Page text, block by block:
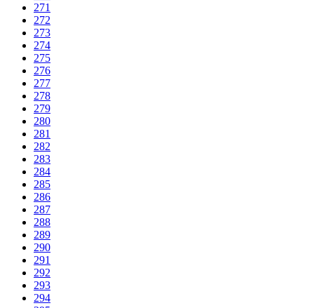
271
272
273
274
275
276
277
278
279
280
281
282
283
284
285
286
287
288
289
290
291
292
293
294